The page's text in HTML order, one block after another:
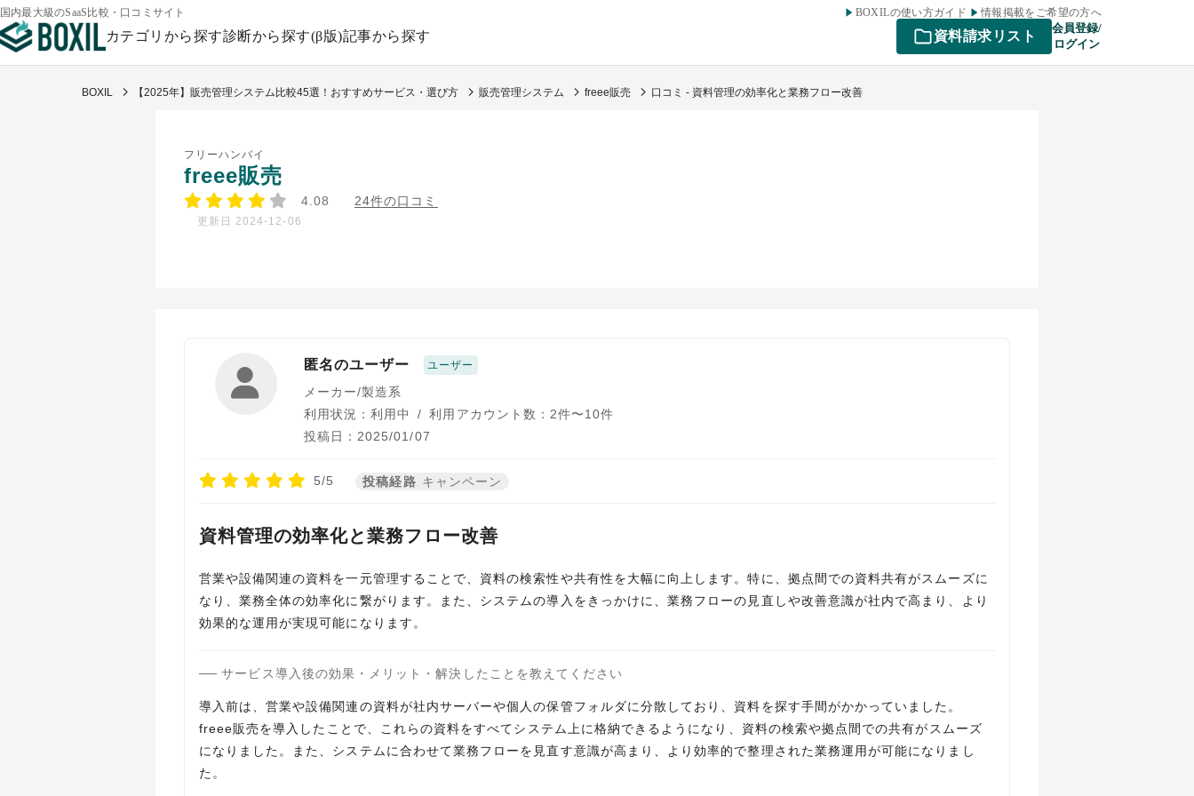
国内最大級のSaaS比較・口コミサイト BOXILの使い方ガイド 情報掲載をご希望の方へ
カテゴリから探す診断から探す(β版)記事から探す 資料請求リスト
会員登録/
ログイン
BOXIL 【2025年】販売管理システム比較45選！おすすめサービス・選び方 販売管理システム freee販売 口コミ - 資料管理の効率化と業務フロー改善
フリーハンバイ
freee販売
4.08 24件の口コミ
更新日 2024-12-06
匿名のユーザー ユーザー
メーカー/製造系
利用状況：利用中
/ 利用アカウント数：2件〜10件
投稿日：2025/01/07
5/5 投稿経路 キャンペーン
資料管理の効率化と業務フロー改善
営業や設備関連の資料を一元管理することで、資料の検索性や共有性を大幅に向上します。特に、拠点間での資料共有がスムーズに
なり、業務全体の効率化に繋がります。また、システムの導入をきっかけに、業務フローの見直しや改善意識が社内で高まり、より
効果的な運用が実現可能になります。
サービス導入後の効果・メリット・解決したことを教えてください
導入前は、営業や設備関連の資料が社内サーバーや個人の保管フォルダに分散しており、資料を探す手間がかかっていました。
freee販売を導入したことで、これらの資料をすべてシステム上に格納できるようになり、資料の検索や拠点間での共有がスムーズ
になりました。また、システムに合わせて業務フローを見直す意識が高まり、より効率的で整理された業務運用が可能になりまし
た。